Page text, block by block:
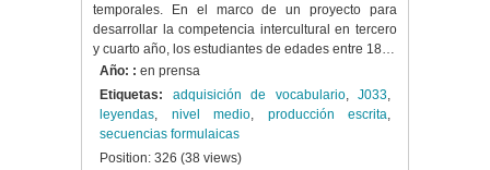
temporales. En el marco de un proyecto para
desarrollar la competencia intercultural en tercero
y cuarto año, los estudiantes de edades entre 18…
Año: : en prensa
Etiquetas:
adquisición de vocabulario, J033,
leyendas, nivel medio, producción escrita,
secuencias formulaicas
Position: 326 (38 views)